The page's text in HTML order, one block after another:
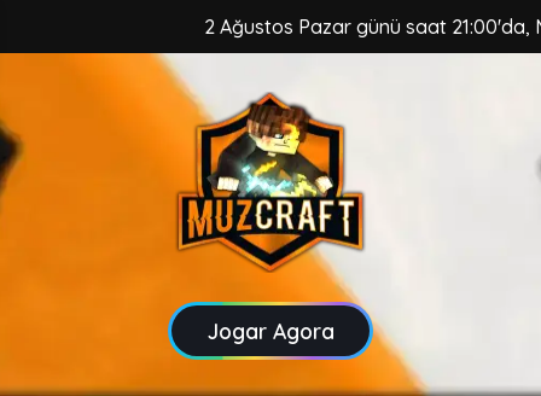
2 Ağustos Pazar günü saat 21:00'da,
Jogar Agora